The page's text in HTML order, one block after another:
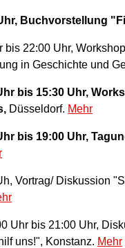
Buchvorstellung
bis 22:00 Uhr,
in Geschichte und
bis 15:30 Uhr,
Düsseldorf. Mehr
bis 19:00 Uhr,
Vortrag/ Diskussion
Uhr bis 21:00 Uhr,
uns!", Konstanz. Mehr